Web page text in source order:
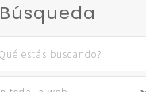
Búsqueda